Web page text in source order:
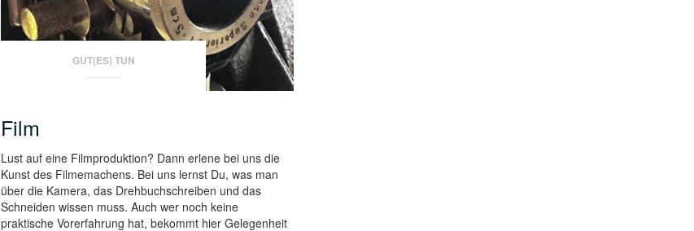
GUT(ES) TUN
Film
Lust auf eine Filmproduktion? Dann erlene bei uns die
Kunst des Filmemachens. Bei uns lernst Du, was man
über die Kamera, das Drehbuchschreiben und das
Schneiden wissen muss. Auch wer noch keine
praktische Vorerfahrung hat, bekommt hier Gelegenheit